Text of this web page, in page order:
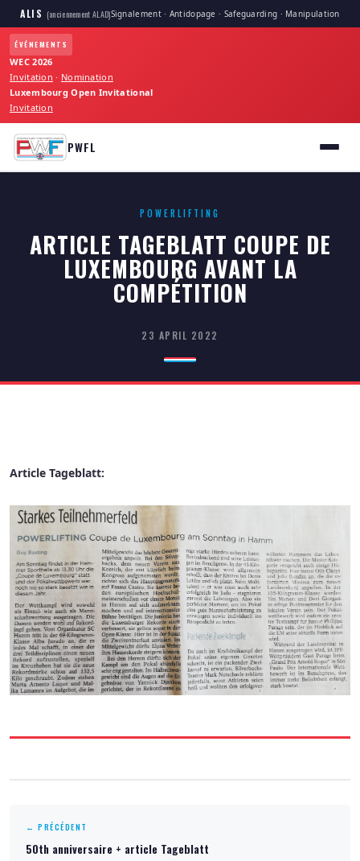
ALIS (anciennement ALAD)Signalement · Antidopage · Safeguarding · Manipulation
ÉVÉNEMENTS
WEC 2026
Invitation · Nomination
Luxembourg Open Invitational
Invitation
PWFL
POWERLIFTING
ARTICLE TAGEBLATT COUPE DE
LUXEMBOURG AVANT LA
COMPÉTITION
23 APRIL 2022
Article Tageblatt:
← PRÉCÉDENT
50th anniversaire + article Tageblatt